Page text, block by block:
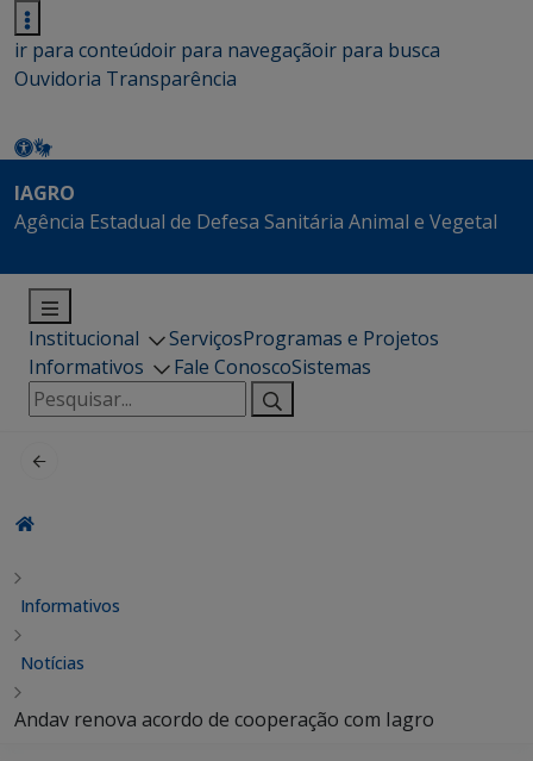
ir para conteúdoir para navegaçãoir para busca
Ouvidoria Transparência
IAGRO
Agência Estadual de Defesa Sanitária Animal e Vegetal
Institucional ServiçosProgramas e Projetos
Informativos
Fale ConoscoSistemas
Pesquisar
por:
Informativos
Notícias
Andav renova acordo de cooperação com Iagro